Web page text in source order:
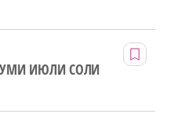
ИЮЛИ СОЛИ